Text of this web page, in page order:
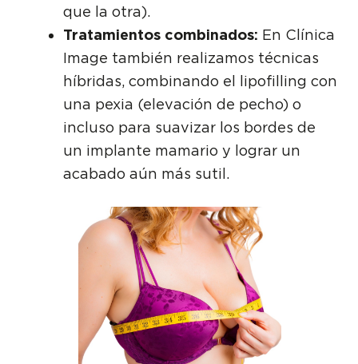
que la otra).
Tratamientos combinados: En Clínica
Image también realizamos técnicas
híbridas, combinando el lipofilling con
una pexia (elevación de pecho) o
incluso para suavizar los bordes de
un implante mamario y lograr un
acabado aún más sutil.